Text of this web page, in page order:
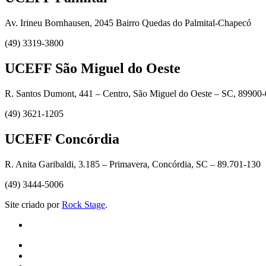
Av. Irineu Bornhausen, 2045 Bairro Quedas do Palmital-Chapecó
(49) 3319-3800
UCEFF São Miguel do Oeste
R. Santos Dumont, 441 – Centro, São Miguel do Oeste – SC,
(49) 3621-1205
UCEFF Concórdia
R. Anita Garibaldi, 3.185 – Primavera, Concórdia, SC – 89.701-130
(49) 3444-5006
Site criado porRock Stage.